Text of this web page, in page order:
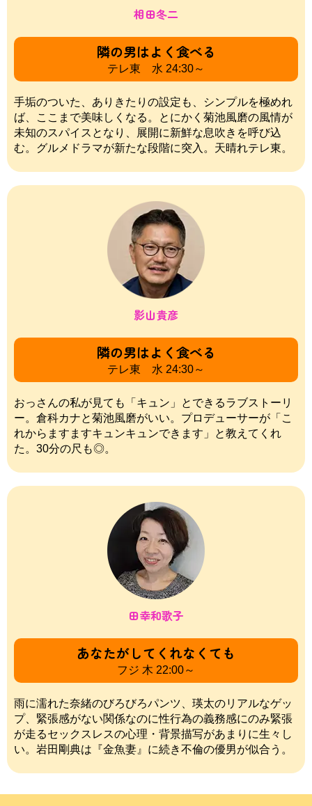
相田冬二
隣の男はよく食べる
テレ東 水 24:30～
手垢のついた、ありきたりの設定も、シンプルを極めれ
ば、ここまで美味しくなる。とにかく菊池風磨の風情が
未知のスパイスとなり、展開に新鮮な息吹きを呼び込
む。グルメドラマが新たな段階に突入。天晴れテレ東。
影山貴彦
隣の男はよく食べる
テレ東 水 24:30～
おっさんの私が見ても「キュン」とできるラブストーリ
ー。倉科カナと菊池風磨がいい。プロデューサーが「こ
れからますますキュンキュンできます」と教えてくれ
た。30分の尺も◎。
田幸和歌子
あなたがしてくれなくても
フジ 木 22:00～
雨に濡れた奈緒のびろびろパンツ、瑛太のリアルなゲッ
プ、緊張感がない関係なのに性行為の義務感にのみ緊張
が走るセックスレスの心理・背景描写があまりに生々し
い。岩田剛典は『金魚妻』に続き不倫の優男が似合う。